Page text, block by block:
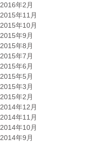
2016年2月
2015年11月
2015年10月
2015年9月
2015年8月
2015年7月
2015年6月
2015年5月
2015年3月
2015年2月
2014年12月
2014年11月
2014年10月
2014年9月